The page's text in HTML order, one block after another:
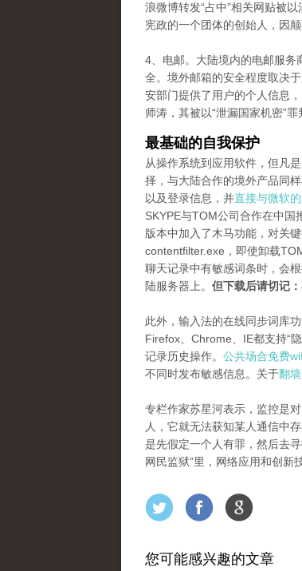
浪微博转发“占中”相关网贴被
宪政的一个团体的创始人，因
4、电邮。大陆境内的电邮服务
全。境外邮箱的安全程度取决
安部门提供了用户的个人信息
师涛，其被以“泄漏国家机密”罪
最基础的自我保护
从操作系统到应用软件，但凡
择，与大陆合作的境外产品同
以及登录信息，并直接与微软
SKYPE与TOM公司合作在中
版本中加入了木马功能，对关
contentfilter.exe，即使卸载
聊天记录中有敏感词条时，会
陆服务器上。 但下载后请切记
此外，输入法的在线同步词库
Firefox、Chrome、IE都支持“
记录历史操作。 公共场合免费
不同时发布敏感信息。关于翻
专栏作家苏星河表示，监控是
人，它就无法获知某人通信中
是先假定一个人有罪，然后去
网民监狱”里，网络应用和创新
您可能感兴趣的文章